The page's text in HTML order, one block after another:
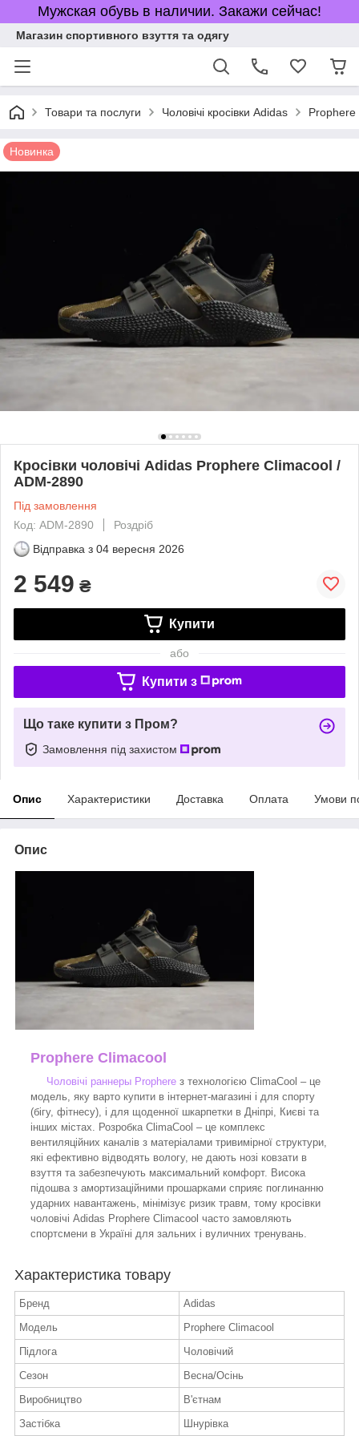
Мужская обувь в наличии. Закажи сейчас!
Магазин спортивного взуття та одягу
Товари та послуги Чоловічі кросівки Adidas Prophere
Новинка
Кросівки чоловічі Adidas Prophere Climacool /
ADM-2890
Під замовлення
Код: ADM-2890
Роздріб
Відправка з 04 вересня 2026
2 549 ₴
Купити
або
Купити з
Що таке купити з Пром?
Замовлення під захистом
Опис Характеристики Доставка Оплата Умови
Опис
Prophere Climacool
Чоловічі раннеры Prophere з технологією ClimaCool – це
модель, яку варто купити в інтернет-магазині і для спорту
(бігу, фітнесу), і для щоденної шкарпетки в Дніпрі, Києві та
інших містах. Розробка ClimaCool – це комплекс
вентиляційних каналів з матеріалами тривимірної структури,
які ефективно відводять вологу, не дають нозі ковзати в
взуття та забезпечують максимальний комфорт. Висока
підошва з амортизаційними прошарками сприяє поглинанню
ударних навантажень, мінімізує ризик травм, тому кросівки
чоловічі Adidas Prophere Climacool часто замовляють
спортсмени в Україні для зальних і вуличних тренувань.
Характеристика товару
Бренд
Adidas
Модель
Prophere Climacool
Підлога
Чоловічий
Сезон
Весна/Осінь
Виробництво
В'єтнам
Застібка
Шнурівка